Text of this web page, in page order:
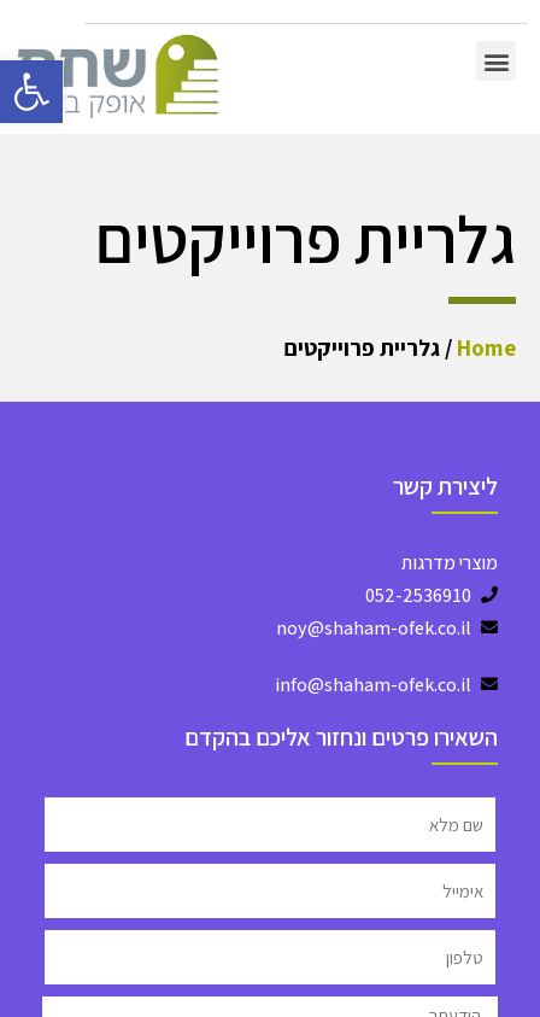
פתח
גלריית פרוייקטים
Home / גלריית פרוייקטים
ליצירת קשר
מוצרי מדרגות
052-2536910
noy@shaham-ofek.co.il
info@shaham-ofek.co.il
השאירו פרטים ונחזור אליכם בהקדם